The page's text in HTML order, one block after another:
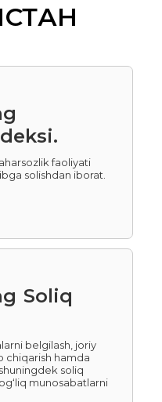
faoliyati
solishdan iborat.
Soliq
belgilash, joriy
chiqarish hamda
soliq
munosabatlarni